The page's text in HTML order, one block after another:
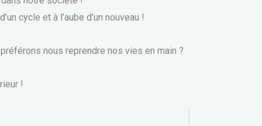
cycle et à l’aube d’un nouveau !
nous reprendre nos vies en main ?
!